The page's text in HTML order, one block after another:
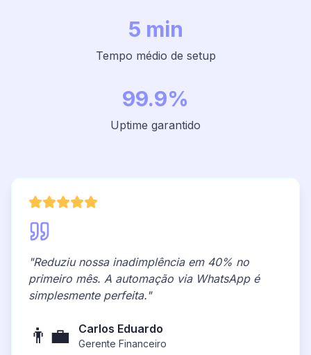
5 min
Tempo médio de setup
99.9%
Uptime garantido
"Reduziu nossa inadimplência em 40% no
primeiro mês. A automação via WhatsApp é
simplesmente perfeita."
👨‍💼 Carlos Eduardo
Gerente Financeiro